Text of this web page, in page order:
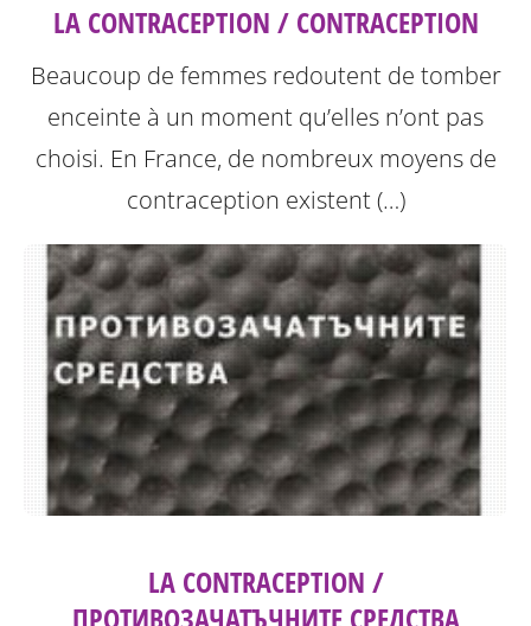
LA CONTRACEPTION / CONTRACEPTION
Beaucoup de femmes redoutent de tomber
enceinte à un moment qu’elles n’ont pas
choisi. En France, de nombreux moyens de
contraception existent (…)
LA CONTRACEPTION /